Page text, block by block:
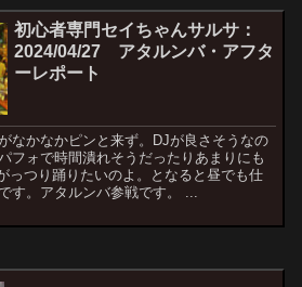
初心者専門セイちゃんサルサ：
2024/04/27 アタルンバ・アフタ
ーレポート
なかなかピンと来ず。DJが良さそうなの
フォで時間潰れそうだったりあまりにも
っつり踊りたいのよ。となると昼でも仕
す。アタルンバ参戦です。 ...